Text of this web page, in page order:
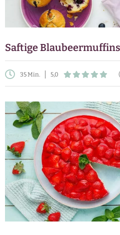
Saftige
35 Min. 5,0